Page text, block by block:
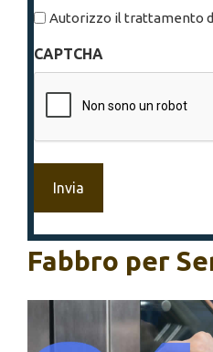
l'informativa
privacy
Autorizzo il trattamento
CAPTCHA
Fabbro per